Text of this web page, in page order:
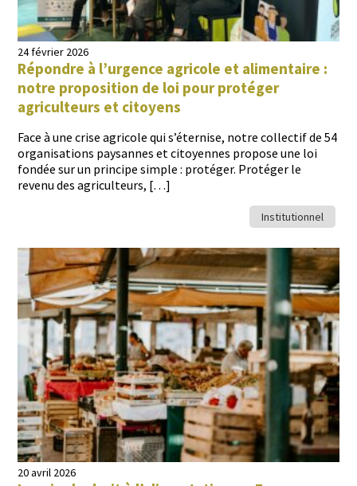
24 février 2026
Répondre à l’urgence agricole et alimentaire :
notre proposition de loi pour protéger
agriculteurs et citoyens
Face à une crise agri­cole qui s’éternise, notre col­lec­tif de 54
organ­i­sa­tions paysannes et citoyennes pro­pose une loi
fondée sur un principe sim­ple : pro­téger. Pro­téger le
revenu des agriculteurs, […]
Institutionnel
20 avril 2026